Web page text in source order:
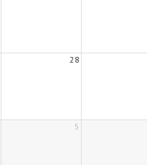
28
5